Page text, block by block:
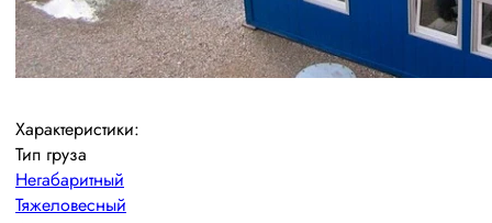
Характеристики:
Тип груза
Негабаритный
Тяжеловесный